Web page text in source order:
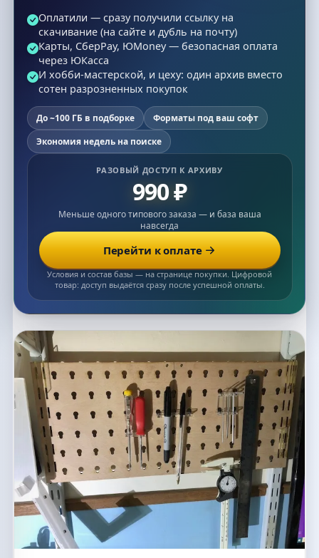
Оплатили — сразу получили ссылку на
скачивание (на сайте и дубль на почту)
Карты, СберPay, ЮMoney — безопасная оплата
через ЮКасса
И хобби-мастерской, и цеху: один архив вместо
сотен разрозненных покупок
До ~100 ГБ в подборке
Форматы под ваш софт
Экономия недель на поиске
РАЗОВЫЙ ДОСТУП К АРХИВУ
990 ₽
Меньше одного типового заказа — и база ваша
навсегда
Перейти к оплате
Условия и состав базы — на странице покупки. Цифровой
товар: доступ выдаётся сразу после успешной оплаты.
Список макетов